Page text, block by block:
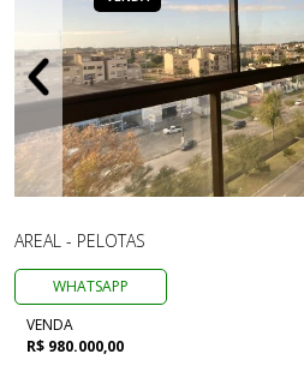
AREAL - PELOTAS
WHATSAPP
VENDA
R$ 980.000,00